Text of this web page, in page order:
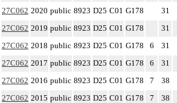
27C062 2020 public 8923 D25 C01 G178 31
27C062 2019 public 8923 D25 C01 G178 31
27C062 2018 public 8923 D25 C01 G178 6 31
27C062 2017 public 8923 D25 C01 G178 6 31
27C062 2016 public 8923 D25 C01 G178 7 38
27C062 2015 public 8923 D25 C01 G178 7 38